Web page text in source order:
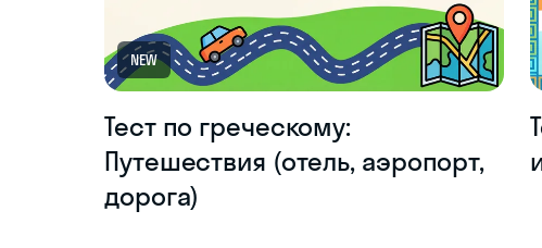
NEW
Тест по греческому:
Путешествия (отель, аэропорт,
дорога)